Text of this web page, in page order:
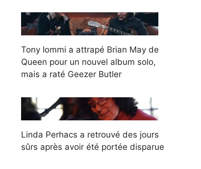
Tony Iommi a attrapé Brian May de
Queen pour un nouvel album solo,
mais a raté Geezer Butler
Linda Perhacs a retrouvé des jours
sûrs après avoir été portée disparue